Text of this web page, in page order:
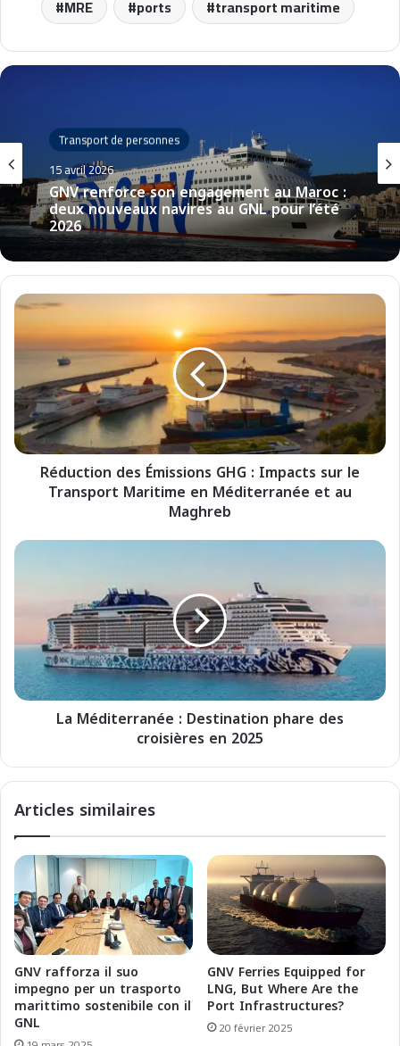
MRE
ports transport maritime
Transport de personnes
15 avril 2026
GNV renforce son engagement au Maroc :
deux nouveaux navires au GNL pour l’été
2026
R
d
t
i
o
n
m
o
n
s
G
I
p
c
t
s
u
r
e
T
r
a
Réduction des Émissions GHG : Impacts sur le
Transport Maritime en Méditerranée et au
Maghreb
L
i
t
e
r
é
:
s
i
n
a
i
o
n
p
La Méditerranée : Destination phare des
croisières en 2025
Articles similaires
GNV rafforza il suo
impegno per un trasporto
marittimo sostenibile con il
GNL
GNV Ferries Equipped for
LNG, But Where Are the
Port Infrastructures?
20 février 2025